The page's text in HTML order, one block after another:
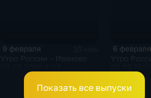
9 февраля 6 февраля
Показать все выпуски